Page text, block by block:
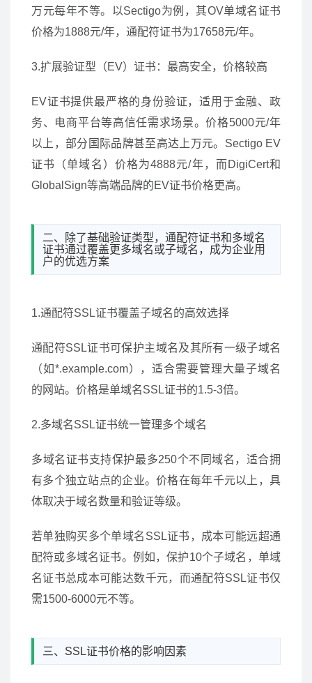
万元每年不等。以Sectigo为例，其OV单域名证书
价格为1888元/年，通配符证书为17658元/年。
3.扩展验证型（EV）证书：最高安全，价格较高
EV证书提供最严格的身份验证，适用于金融、政
务、电商平台等高信任需求场景。价格5000元/年
以上，部分国际品牌甚至高达上万元。Sectigo EV
证书（单域名）价格为4888元/年，而DigiCert和
GlobalSign等高端品牌的EV证书价格更高。
二、除了基础验证类型，通配符证书和多域名
证书通过覆盖更多域名或子域名，成为企业用
户的优选方案
1.通配符SSL证书覆盖子域名的高效选择
通配符SSL证书可保护主域名及其所有一级子域名
（如*.example.com），适合需要管理大量子域名
的网站。价格是单域名SSL证书的1.5-3倍。
2.多域名SSL证书统一管理多个域名
多域名证书支持保护最多250个不同域名，适合拥
有多个独立站点的企业。价格在每年千元以上，具
体取决于域名数量和验证等级。
若单独购买多个单域名SSL证书，成本可能远超通
配符或多域名证书。例如，保护10个子域名，单域
名证书总成本可能达数千元，而通配符SSL证书仅
需1500-6000元不等。
三、SSL证书价格的影响因素